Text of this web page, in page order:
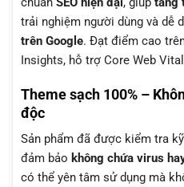
trải nghiệm người dùng và dễ
trên Google. Đạt điểm cao
Insights, hỗ trợ Core Web
Theme sạch 100% –
độc
Sản phẩm đã được kiểm tra
đảm bảo không chứa virus
có thể yên tâm sử dụng mà